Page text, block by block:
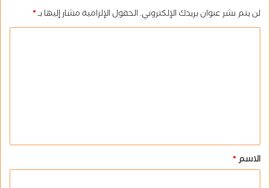
لن يتم نشر عنوان بريدك الإلكتروني.الحقول الإلزامية مشار إليها بـ*
ق
*
الاسم*